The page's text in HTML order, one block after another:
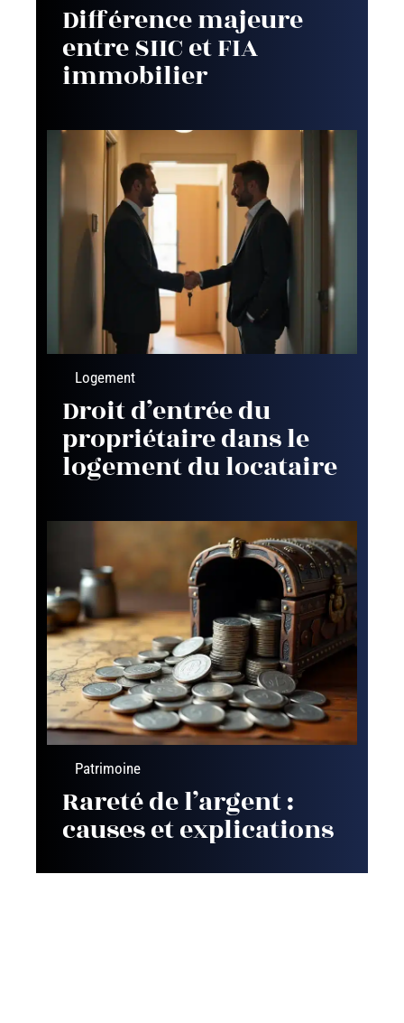
Différence majeure
entre SIIC et FIA
immobilier
Logement
Droit d’entrée du
propriétaire dans le
logement du locataire
Patrimoine
Rareté de l’argent :
causes et explications